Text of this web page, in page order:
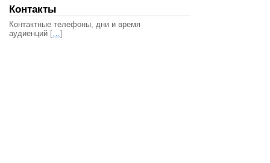
Контакты
Контактные телефоны, дни и время
аудиенций […]